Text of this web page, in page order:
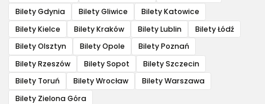
Bilety Gdynia
Bilety Gliwice
Bilety Katowice
Bilety Kielce
Bilety Kraków Bilety Lublin
Bilety Łódź
Bilety Olsztyn
Bilety Opole
Bilety Poznań
Bilety Rzeszów
Bilety Sopot
Bilety Szczecin
Bilety Toruń
Bilety Wrocław
Bilety Warszawa
Bilety Zielona Góra